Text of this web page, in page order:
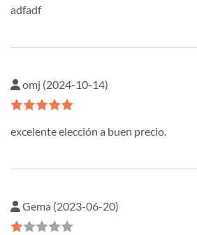
adfadf
omj (2024-10-14)
excelente elección a buen precio.
Gema (2023-06-20)